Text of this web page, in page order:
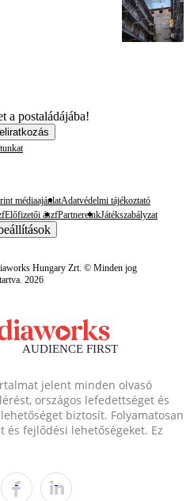
a postaládájába!
médiaajánlatAdatvédelmi tájékoztató
Előfizetői ászfPartnereinkJátékszabályzat
Hungary Zrt. © Minden jog
2026
jelent minden olvasó
országos lefedettséget és
biztosít. Folyamatosan
és fejlődési lehetőségeket. Ez